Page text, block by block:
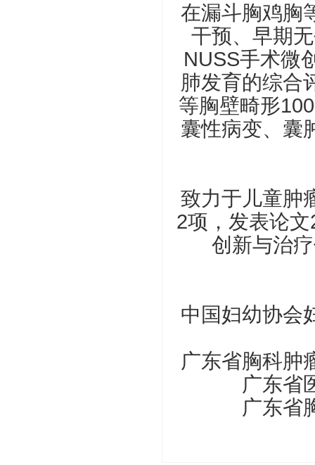
在漏斗胸鸡胸
干预、早期
NUSS手术微
肺发育的综合
等胸壁畸形
囊性病变、囊
致力于儿童肿
2项，发表论
创新与治
中国妇幼协会
广东省胸科肿
广东省
广东省